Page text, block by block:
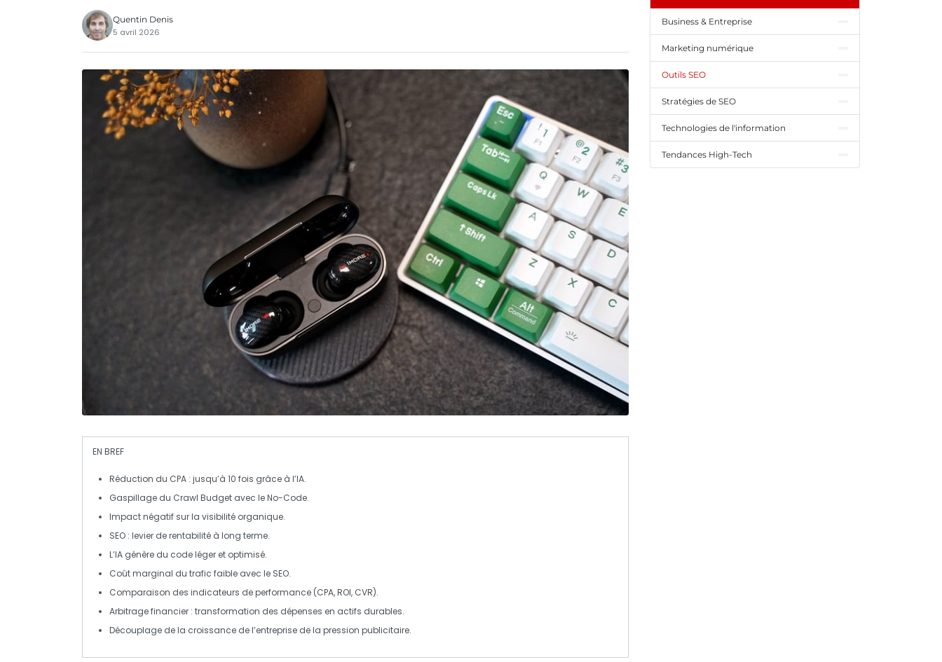
Quentin Denis
5 avril 2026
EN BREF
Réduction du CPA : jusqu’à 10 fois grâce à l’IA.
Gaspillage du Crawl Budget avec le No-Code.
Impact négatif sur la visibilité organique.
SEO : levier de rentabilité à long terme.
L’IA génère du code léger et optimisé.
Coût marginal du trafic faible avec le SEO.
Comparaison des indicateurs de performance (CPA, ROI, CVR).
Arbitrage financier : transformation des dépenses en actifs durables.
Découplage de la croissance de l’entreprise de la pression publicitaire.
Business & Entreprise
Marketing numérique
Outils SEO
Stratégies de SEO
Technologies de l'information
Tendances High-Tech